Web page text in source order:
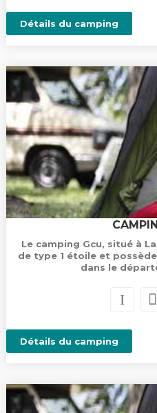
Détails du camping
Le camping Gcu, situé à
de type 1 étoile et
dans le
Détails du camping